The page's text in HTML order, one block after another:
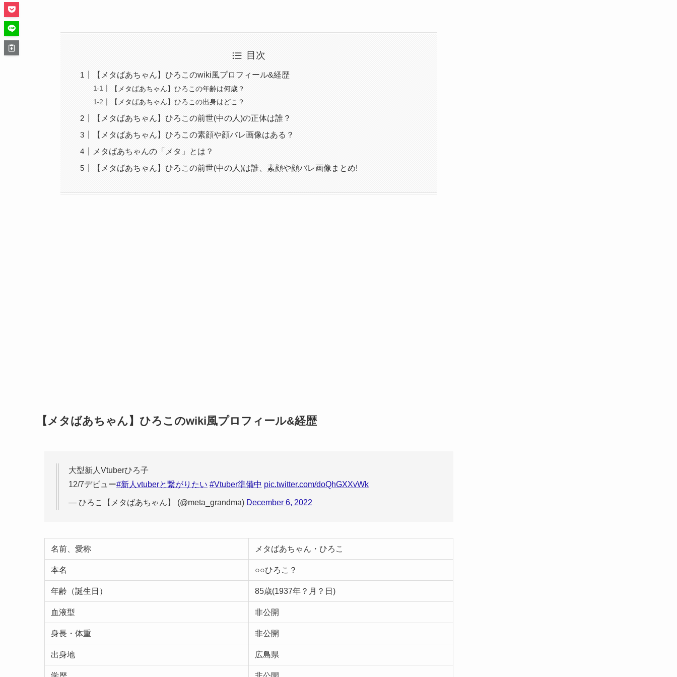
目次
【メタばあちゃん】ひろこのwiki風プロフィール&経歴
【メタばあちゃん】ひろこの年齢は何歳？
【メタばあちゃん】ひろこの出身はどこ？
【メタばあちゃん】ひろこの前世(中の人)の正体は誰？
【メタばあちゃん】ひろこの素顔や顔バレ画像はある？
メタばあちゃんの「メタ」とは？
【メタばあちゃん】ひろこの前世(中の人)は誰、素顔や顔バレ画像まとめ!
【メタばあちゃん】ひろこのwiki風プロフィール&経歴
大型新人Vtuberひろ子
12/7デビュー#新人vtuberと繋がりたい #Vtuber準備中 pic.twitter.com/doQhGXXvWk
— ひろこ【メタばあちゃん】 (@meta_grandma) December 6, 2022
名前、愛称 メタばあちゃん・ひろこ
本名 ○○ひろこ？
年齢（誕生日） 85歳(1937年？月？日)
血液型 非公開
身長・体重 非公開
出身地 広島県